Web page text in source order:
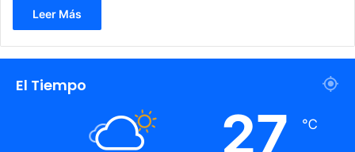
Leer Más
El Tiempo
27 ℃